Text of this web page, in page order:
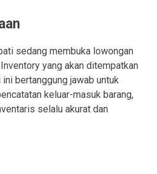
sedang membuka lowongan
yang akan ditempatkan
bertanggung jawab untuk
keluar-masuk barang,
selalu akurat dan